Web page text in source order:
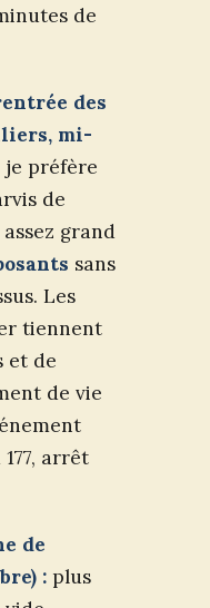
de
des
mi-
je préfère
de
assez grand
sans
Les
tiennent
et de
de vie
arrêt
de
: plus